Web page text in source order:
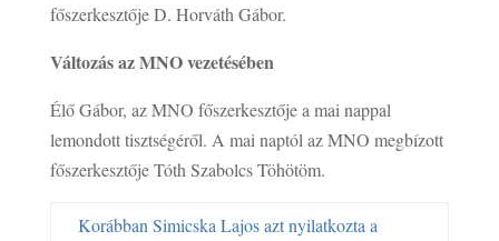
főszerkesztője D. Horváth Gábor.
Változás az MNO vezetésében
Élő Gábor, az MNO főszerkesztője a mai nappal
lemondott tisztségéről. A mai naptól az MNO megbízott
főszerkesztője Tóth Szabolcs Töhötöm.
Korábban Simicska Lajos azt nyilatkozta a